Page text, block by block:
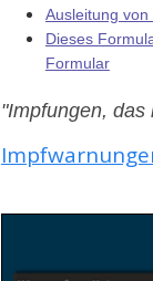
Ausleitung
Dieses
Formular
"Impfungen, das